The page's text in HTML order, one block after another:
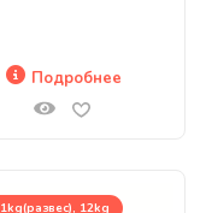
Подробнее
1kg(развес), 12kg